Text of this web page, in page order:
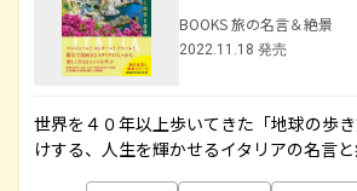
BOOKS 旅の名言＆絶景
2022.11.18 発売
世界を４０年以上歩いてきた「地球の歩
けする、人生を輝かせるイタリアの名言